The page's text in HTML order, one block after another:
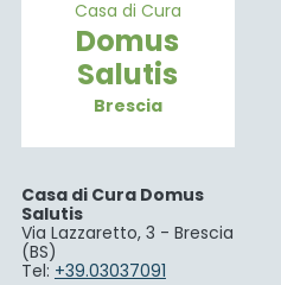
Casa di Cura
Domus
Salutis
Brescia
Casa di Cura Domus
Salutis
Via Lazzaretto, 3 - Brescia
(BS)
Tel: +39.03037091